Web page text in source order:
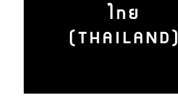
ไทย
(THAILAND)